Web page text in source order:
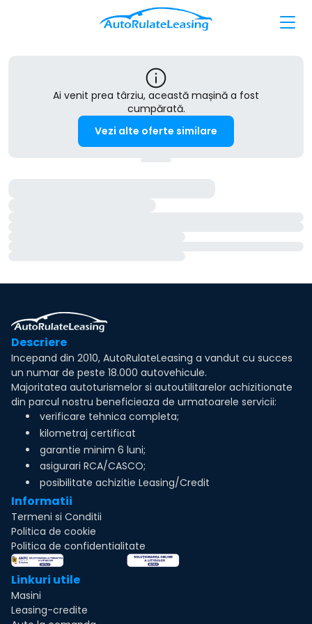
Ai venit prea târziu, această mașină a fost
cumpărată.
Vezi alte oferte similare
Descriere
Incepand din 2010, AutoRulateLeasing a vandut cu succes
un numar de peste 18.000 autovehicule.
Majoritatea autoturismelor si autoutilitarelor achizitionate
din parcul nostru beneficieaza de urmatoarele servicii:
verificare tehnica completa;
kilometraj certificat
garantie minim 6 luni;
asigurari RCA/CASCO;
posibilitate achizitie Leasing/Credit
Informatii
Termeni si Conditii
Politica de cookie
Politica de confidentialitate
Linkuri utile
Masini
Leasing-credite